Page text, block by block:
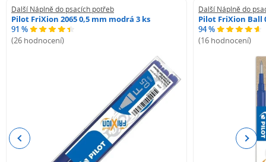
Další Náplně do psacích potřeb
Pilot FriXion 2065 0,5 mm modrá 3 ks
91 %
(26 hodnocení)
Další Náplně do
Pilot FriXion Ball
94 %
(16 hodnocení)
Previous Next